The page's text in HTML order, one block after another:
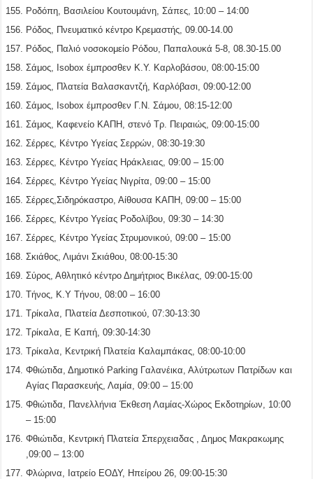
Ροδόπη, Βασιλείου Κουτουμάνη, Σάπες, 10:00 – 14:00
Ρόδος, Πνευματικό κέντρο Κρεμαστής, 09.00-14.00
Ρόδος, Παλιό νοσοκομείο Ρόδου, Παπαλουκά 5-8, 08.30-15.00
Σάμος, Isobox έμπροσθεν Κ.Υ. Καρλοβάσου, 08:00-15:00
Σάμος, Πλατεία Βαλασκαντζή, Καρλόβασι, 09:00-12:00
Σάμος, Isobox έμπροσθεν Γ.Ν. Σάμου, 08:15-12:00
Σάμος, Καφενείο ΚΑΠΗ, στενό Τρ. Πειραιώς, 09:00-15:00
Σέρρες, Κέντρο Υγείας Σερρών, 08:30-19:30
Σέρρες, Κέντρο Υγείας Ηράκλειας, 09:00 – 15:00
Σέρρες, Κέντρο Υγείας Νιγρίτα, 09:00 – 15:00
Σέρρες,Σιδηρόκαστρο, Αίθουσα ΚΑΠΗ, 09:00 – 15:00
Σέρρες, Κέντρο Υγείας Ροδολίβου, 09:30 – 14:30
Σέρρες, Κέντρο Υγείας Στρυμονικού, 09:00 – 15:00
Σκιάθος, Λιμάνι Σκιάθου, 08:00-15:30
Σύρος, Αθλητικό κέντρο Δημήτριος Βικέλας, 09:00-15:00
Τήνος, Κ.Υ Τήνου, 08:00 – 16:00
Τρίκαλα, Πλατεία Δεσποτικού, 07:30-13:30
Τρίκαλα, Ε Καπή, 09:30-14:30
Τρίκαλα, Κεντρική Πλατεία Καλαμπάκας, 08:00-10:00
Φθιώτιδα, Δημοτικό Parking Γαλανέικα, Αλύτρωτων Πατρίδων και
Αγίας Παρασκευής, Λαμία, 09:00 – 15:00
Φθιώτιδα, Πανελλήνια Έκθεση Λαμίας-Χώρος Εκδοτηρίων, 10:00
– 15:00
Φθιώτιδα, Κεντρική Πλατεία Σπερχειαδας , Δημος Μακρακωμης
,09:00 – 13:00
Φλώρινα, Ιατρείο ΕΟΔΥ, Ηπείρου 26, 09:00-15:30